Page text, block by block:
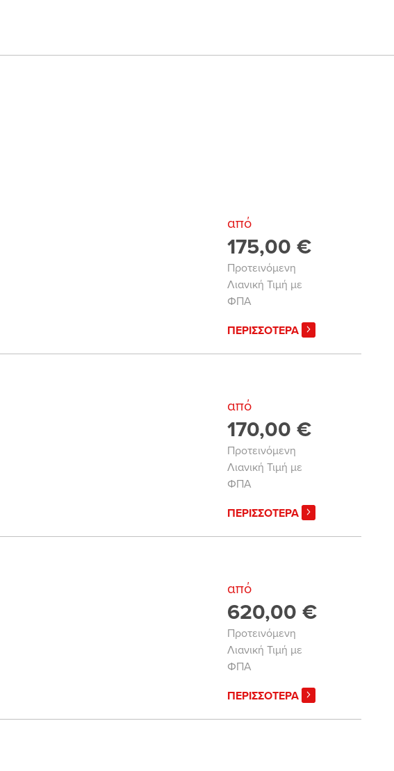
από
175,00 €
Προτεινόμενη
Λιανική Τιμή με
ΦΠΑ
ΠΕΡΙΣΣΟΤΕΡΑ
από
170,00 €
Προτεινόμενη
Λιανική Τιμή με
ΦΠΑ
ΠΕΡΙΣΣΟΤΕΡΑ
από
620,00 €
Προτεινόμενη
Λιανική Τιμή με
ΦΠΑ
ΠΕΡΙΣΣΟΤΕΡΑ